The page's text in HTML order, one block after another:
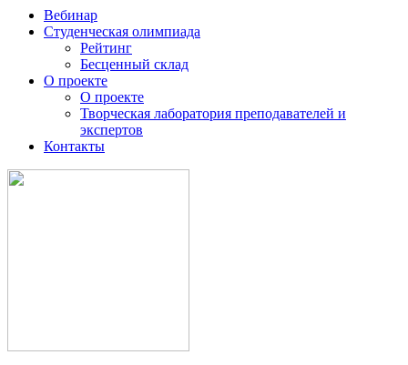
Вебинар
Студенческая олимпиада
Рейтинг
Бесценный склад
О проекте
О проекте
Творческая лаборатория преподавателей и
экспертов
Контакты